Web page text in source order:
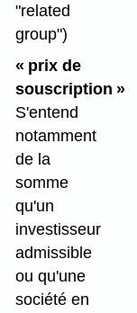
"related
group")
« prix de
souscription »
S'entend
notamment
de la
somme
qu'un
investisseur
admissible
ou qu'une
société en